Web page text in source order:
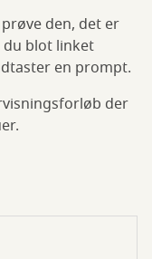
den, det er
blot linket
en prompt.
der